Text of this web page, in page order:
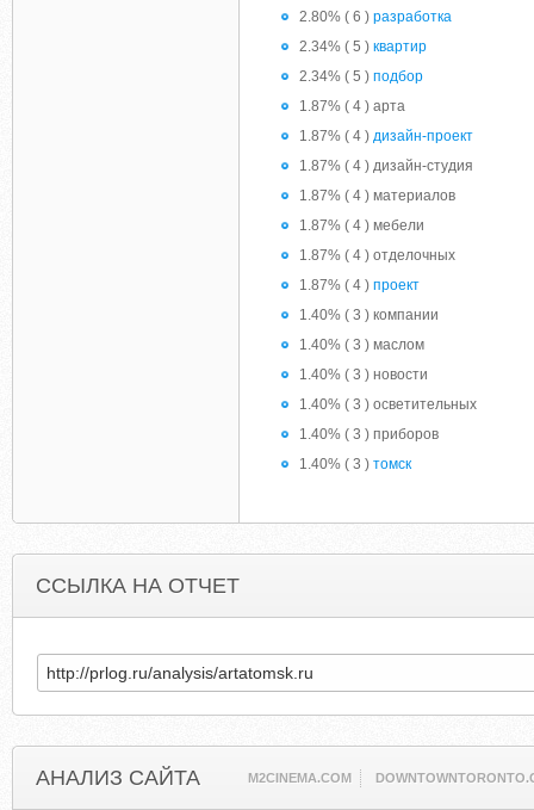
2.80% ( 6 ) разработка
2.34% ( 5 ) квартир
2.34% ( 5 ) подбор
1.87% ( 4 ) арта
1.87% ( 4 ) дизайн-проект
1.87% ( 4 ) дизайн-студия
1.87% ( 4 ) материалов
1.87% ( 4 ) мебели
1.87% ( 4 ) отделочных
1.87% ( 4 ) проект
1.40% ( 3 ) компании
1.40% ( 3 ) маслом
1.40% ( 3 ) новости
1.40% ( 3 ) осветительных
1.40% ( 3 ) приборов
1.40% ( 3 ) томск
ССЫЛКА НА ОТЧЕТ
АНАЛИЗ САЙТА M2CINEMA.COM